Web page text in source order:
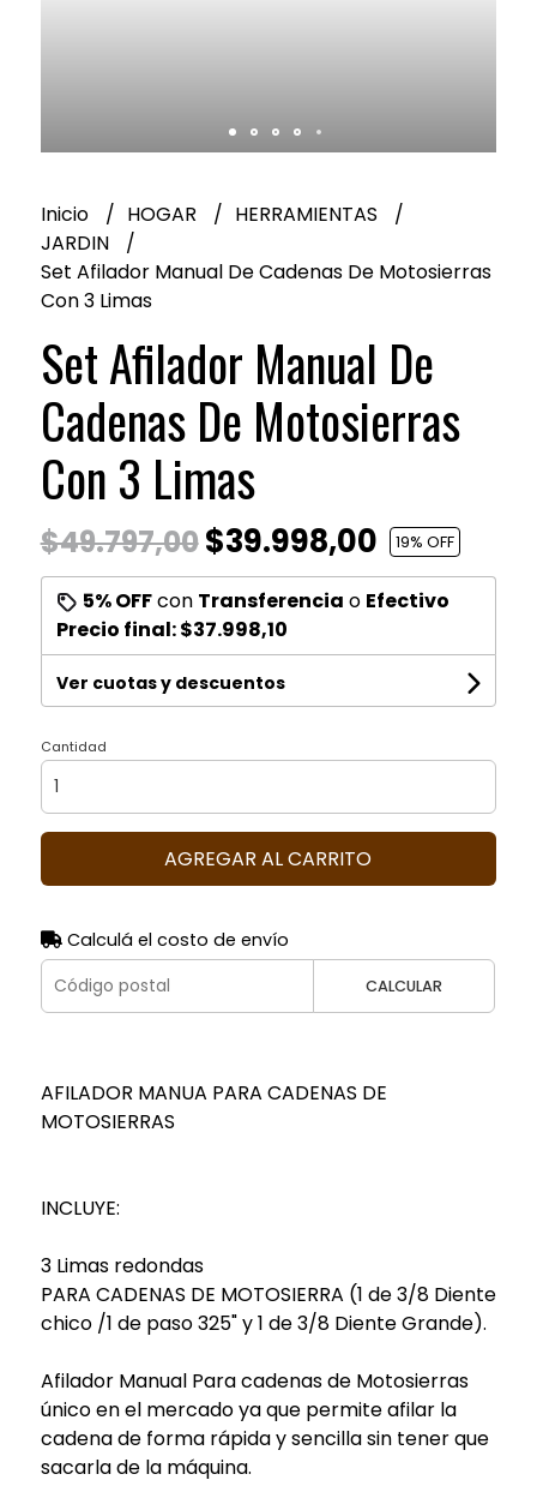
Inicio HOGAR
HERRAMIENTAS
JARDIN
Set Afilador Manual De Cadenas De Motosierras
Con 3 Limas
Set Afilador Manual De
Cadenas De Motosierras
Con 3 Limas
$49.797,00$39.998,00 19% OFF
5% OFFcon Transferencia o Efectivo
Precio final:$37.998,10
Ver cuotas y descuentos
Cantidad
AGREGAR AL CARRITO
Calculá el costo de envío
CALCULAR
AFILADOR MANUA PARA CADENAS DE
MOTOSIERRAS
INCLUYE:
3 Limas redondas
PARA CADENAS DE MOTOSIERRA (1 de 3/8 Diente
chico /1 de paso 325" y 1 de 3/8 Diente Grande).
Afilador Manual Para cadenas de Motosierras
único en el mercado ya que permite afilar la
cadena de forma rápida y sencilla sin tener que
sacarla de la máquina.